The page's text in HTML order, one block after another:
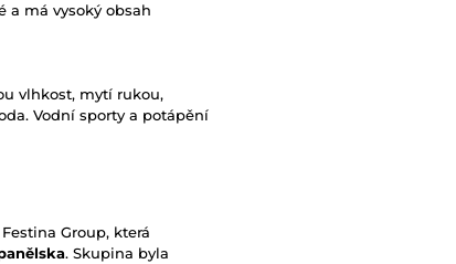
a má vysoký obsah
vlhkost, mytí rukou,
Vodní sporty a potápění
Group, která
. Skupina byla